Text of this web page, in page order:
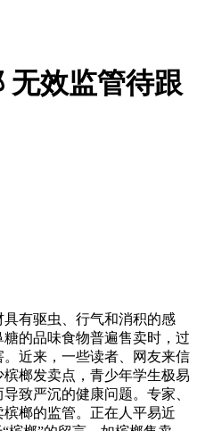
无效监管待跟
有驱虫、行气和消积的感
的品味食物普遍售卖时，过
近来，一些读者、网友来信
榔发卖点，青少年学生极易
致严沉的健康问题。专家、
榔的监管。正在人平易近